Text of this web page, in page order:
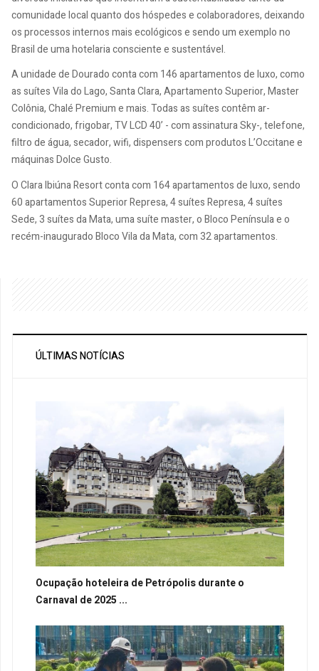
comunidade local quanto dos hóspedes e colaboradores, deixando
os processos internos mais ecológicos e sendo um exemplo no
Brasil de uma hotelaria consciente e sustentável.
A unidade de Dourado conta com 146 apartamentos de luxo, como
as suítes Vila do Lago, Santa Clara, Apartamento Superior, Master
Colônia, Chalé Premium e mais. Todas as suítes contêm ar-
condicionado, frigobar, TV LCD 40’ - com assinatura Sky-, telefone,
filtro de água, secador, wifi, dispensers com produtos L’Occitane e
máquinas Dolce Gusto.
O Clara Ibiúna Resort conta com 164 apartamentos de luxo, sendo
60 apartamentos Superior Represa, 4 suítes Represa, 4 suítes
Sede, 3 suítes da Mata, uma suíte master, o Bloco Península e o
recém-inaugurado Bloco Vila da Mata, com 32 apartamentos.
ÚLTIMAS NOTÍCIAS
Ocupação hoteleira de Petrópolis durante o
Carnaval de 2025 ...